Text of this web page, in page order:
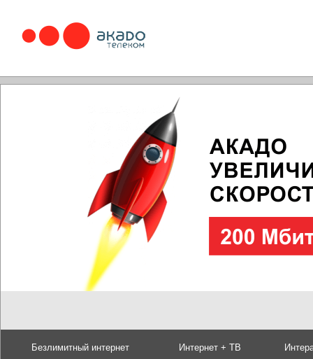
Безлимитный интернет Интернет + ТВ